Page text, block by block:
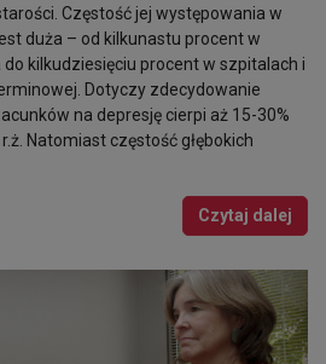
Częstość jej występowania w
duża – od kilkunastu procent w
kilkudziesięciu procent w szpitalach i
Dotyczy zdecydowanie
na depresję cierpi aż 15-30%
Natomiast częstość głębokich
Czytaj dalej